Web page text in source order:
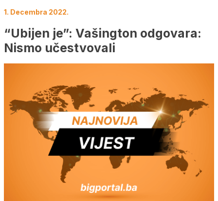
1. Decembra 2022.
“Ubijen je”: Vašington odgovara:
Nismo učestvovali